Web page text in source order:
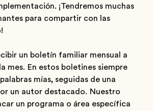
¡Tendremos muchas
para compartir con las
un boletín familiar mensual a
mes. En estos boletines siempre
mías, seguidas de una
un autor destacado. Nuestro
un programa o área específica